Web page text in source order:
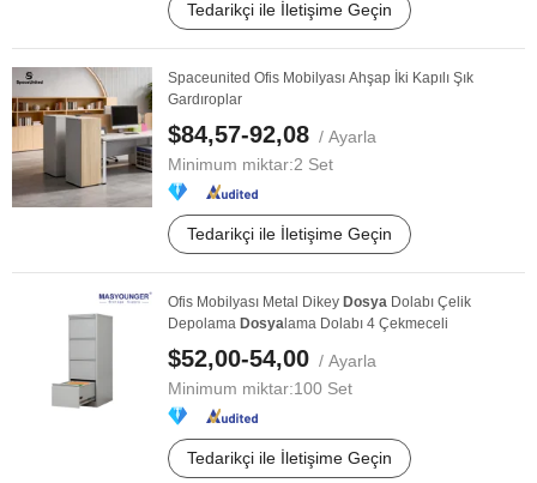
Tedarikçi ile İletişime Geçin
Spaceunited Ofis Mobilyası Ahşap İki Kapılı Şık
Gardıroplar
$84,57-92,08 / Ayarla
Minimum miktar:2 Set
Tedarikçi ile İletişime Geçin
Ofis Mobilyası Metal Dikey Dosya Dolabı Çelik
Depolama Dosya lama Dolabı 4 Çekmeceli
$52,00-54,00 / Ayarla
Minimum miktar:100 Set
Tedarikçi ile İletişime Geçin